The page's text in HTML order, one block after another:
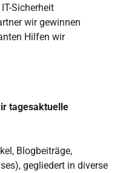
Sicherheit
wir gewinnen
Hilfen wir
tagesaktuelle
Blogbeiträge,
gegliedert in diverse